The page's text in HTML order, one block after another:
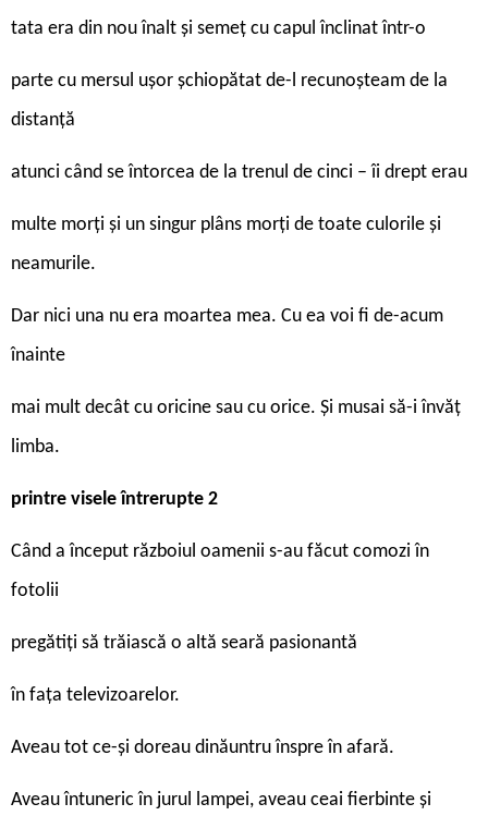
tata era din nou înalt şi semeţ cu capul înclinat într-o
parte cu mersul uşor şchiopătat de-l recunoşteam de la
distanţă
atunci când se întorcea de la trenul de cinci – îi drept erau
multe morţi şi un singur plâns morţi de toate culorile şi
neamurile.
Dar nici una nu era moartea mea. Cu ea voi fi de-acum
înainte
mai mult decât cu oricine sau cu orice. Şi musai să-i învăţ
limba.
printre visele întrerupte 2
Când a început războiul oamenii s-au făcut comozi în
fotolii
pregătiţi să trăiască o altă seară pasionantă
în faţa televizoarelor.
Aveau tot ce-şi doreau dinăuntru înspre în afară.
Aveau întuneric în jurul lampei, aveau ceai fierbinte şi